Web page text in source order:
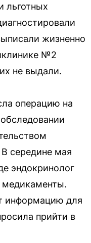
льготных
жизненно
№2
не выдали.
операцию на
середине мая
эндокринолог
медикаменты.
информацию для
прийти в